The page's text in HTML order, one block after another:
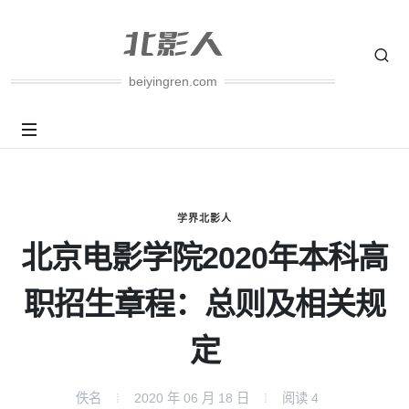
beiyingren.com
学界北影人
北京电影学院2020年本科高
职招生章程：总则及相关规
定
佚名 2020 年 06 月 18 日 阅读 4